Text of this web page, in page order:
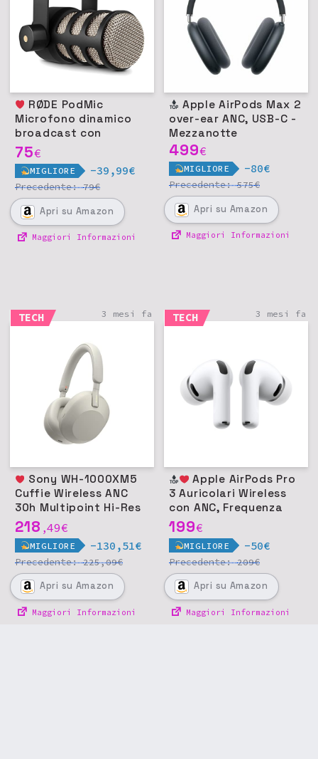
Microfono dinamico
broadcast con
supporto integrato
per podcast e
streaming
75€
MIGLIORE -39,99€
Precedente:79€
Apri su Amazon
Maggiori Informazioni
Apple AirPods Max 2
over-ear ANC, USB-C -
Mezzanotte
499€
MIGLIORE -80€
Precedente:575€
Apri su Amazon
Maggiori Informazioni
TECH 3 mesi fa
Cuffie Wireless ANC
30h Multipoint Hi-Res
LDAC - Argento
218 ,49€
MIGLIORE -130,51€
Precedente:225,09€
Apri su Amazon
Maggiori Informazioni
TECH 3 mesi fa
Apple AirPods Pro
3 Auricolari Wireless
con ANC, Frequenza
Cardiaca, Audio
Spaziale, USB-C
199€
MIGLIORE -50€
Precedente:209€
Apri su Amazon
Maggiori Informazioni